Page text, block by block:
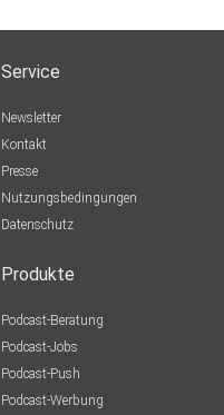
Service
Newsletter
Kontakt
Presse
Nutzungsbedingungen
Datenschutz
Produkte
Podcast-Beratung
Podcast-Jobs
Podcast-Push
Podcast-Werbung